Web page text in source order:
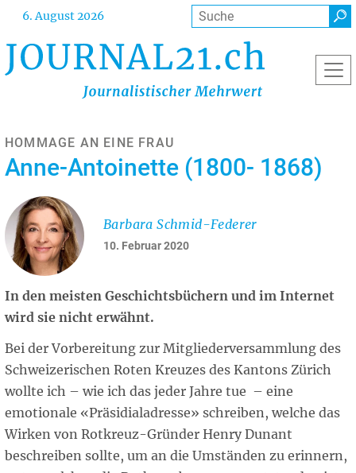
Direkt
Inhalt
6. August 2026 Suche
HOMMAGE AN EINE FRAU
Anne-Antoinette (1800- 1868)
10. Februar 2020
Barbara Schmid-Federer
In den meisten Geschichtsbüchern und im Internet
wird sie nicht erwähnt.
Bei der Vorbereitung zur Mitgliederversammlung des
Schweizerischen Roten Kreuzes des Kantons Zürich
wollte ich – wie ich das jeder Jahre tue – eine
emotionale «Präsidialadresse» schreiben, welche das
Wirken von Rotkreuz-Gründer Henry Dunant
beschreiben sollte, um an die Umständen zu erinnern,